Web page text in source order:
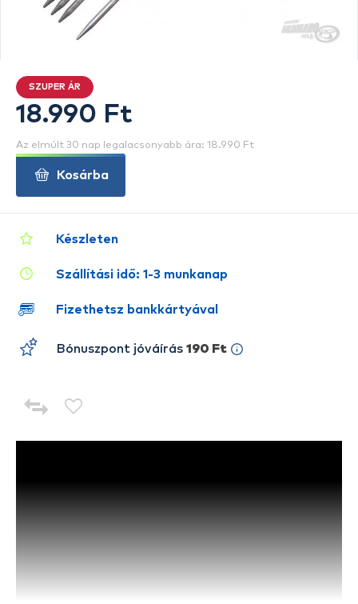
Készleten
Szállítási idő: 1-3 munkanap
Fizethetsz bankkártyával
Bónuszpont jóváírás 190 Ft
SZUPER ÁR
18.990 Ft
Az elmúlt 30 nap legalacsonyabb ára: 18.990 Ft
Kosárba